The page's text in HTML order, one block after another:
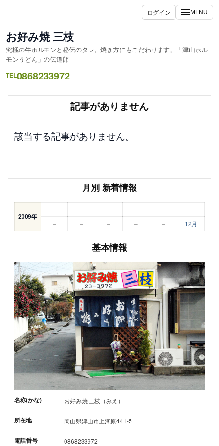
ス
キ
ッ
プ
ログイン MENU
お好み焼 三枝
究極の牛ホルモンと秘伝のタレ。焼き方にもこだわります。「津山ホル
モンうどん」の伝道師
TEL0868233972
記事がありません
該当する記事がありません。
月別 新着情報
2009年
– – – – –
–
–
– – – – 12月
基本情報
名称(かな) お好み焼 三枝（みえ）
所在地 岡山県津山市上河原441-5
電話番号 0868233972